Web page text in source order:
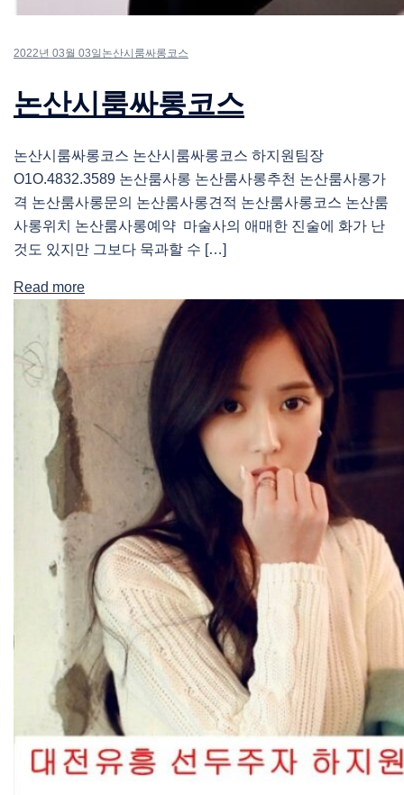
2022년 03월 03일 논산시룸싸롱코스
논산시룸싸롱코스
논산시룸싸롱코스 논산시룸싸롱코스 하지원팀장
O1O.4832.3589 논산룸사롱 논산룸사롱추천 논산룸사롱가
격 논산룸사롱문의 논산룸사롱견적 논산룸사롱코스 논산룸
사롱위치 논산룸사롱예약 마술사의 애매한 진술에 화가 난
것도 있지만 그보다 묵과할 수 […]
Read more